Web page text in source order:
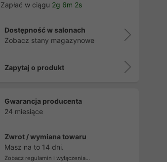
Zapłać w ciągu 2g 6m 2s
Dostępność w salonach
Zobacz stany magazynowe
Zapytaj o produkt
Gwarancja producenta
24 miesiące
Zwrot / wymiana towaru
Masz na to 14 dni.
Zobacz regulamin i wyłączenia...